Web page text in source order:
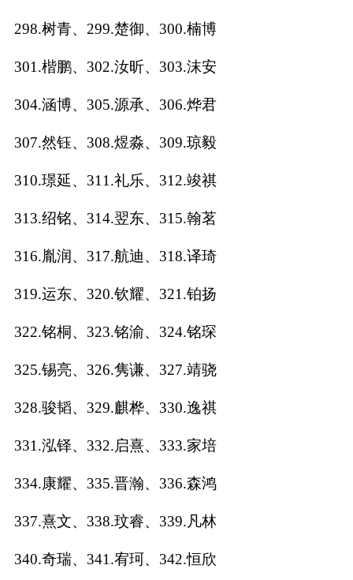
298.树青、299.楚御、300.楠博
301.楷鹏、302.汝昕、303.沫安
304.涵博、305.源承、306.烨君
307.然钰、308.煜淼、309.琼毅
310.璟延、311.礼乐、312.竣祺
313.绍铭、314.翌东、315.翰茗
316.胤润、317.航迪、318.译琦
319.运东、320.钦耀、321.铂扬
322.铭桐、323.铭渝、324.铭琛
325.锡亮、326.隽谦、327.靖骁
328.骏韬、329.麒桦、330.逸祺
331.泓铎、332.启熹、333.家培
334.康耀、335.晋瀚、336.森鸿
337.熹文、338.玟睿、339.凡林
340.奇瑞、341.宥珂、342.恒欣